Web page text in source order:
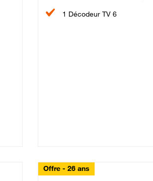
1 Décodeur TV 6
Offre - 26 ans